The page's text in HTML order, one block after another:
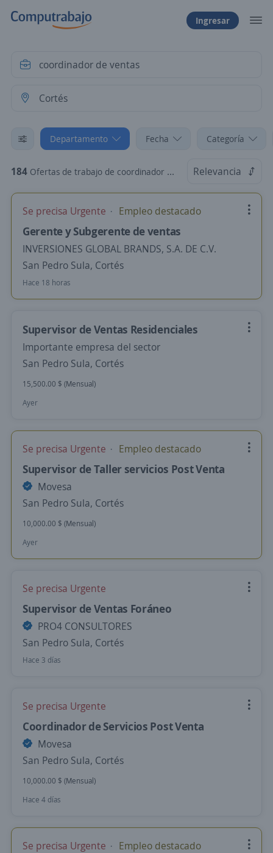
Ingresar
Departamento Fecha Categoría
184 Ofertas de trabajo de coordinador de ventas en Cortés Relevancia
Se precisa Urgente Empleo destacado
Gerente y Subgerente de ventas
INVERSIONES GLOBAL BRANDS, S.A. DE C.V.
San Pedro Sula, Cortés
Hace 18 horas
Supervisor de Ventas Residenciales
Importante empresa del sector
San Pedro Sula, Cortés
15,500.00 $ (Mensual)
Ayer
Se precisa Urgente Empleo destacado
Supervisor de Taller servicios Post Venta
Movesa
San Pedro Sula, Cortés
10,000.00 $ (Mensual)
Ayer
Se precisa Urgente
Supervisor de Ventas Foráneo
PRO4 CONSULTORES
San Pedro Sula, Cortés
Hace 3 días
Se precisa Urgente
Coordinador de Servicios Post Venta
Movesa
San Pedro Sula, Cortés
10,000.00 $ (Mensual)
Hace 4 días
Se precisa Urgente Empleo destacado